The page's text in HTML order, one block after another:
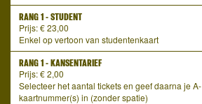
RANG 1 - STUDENT
Prijs: € 23,00
Enkel op vertoon van studentenkaart
RANG 1 - KANSENTARIEF
Prijs: € 2,00
Selecteer het aantal tickets en geef daarna je A-
kaartnummer(s) in (zonder spatie)